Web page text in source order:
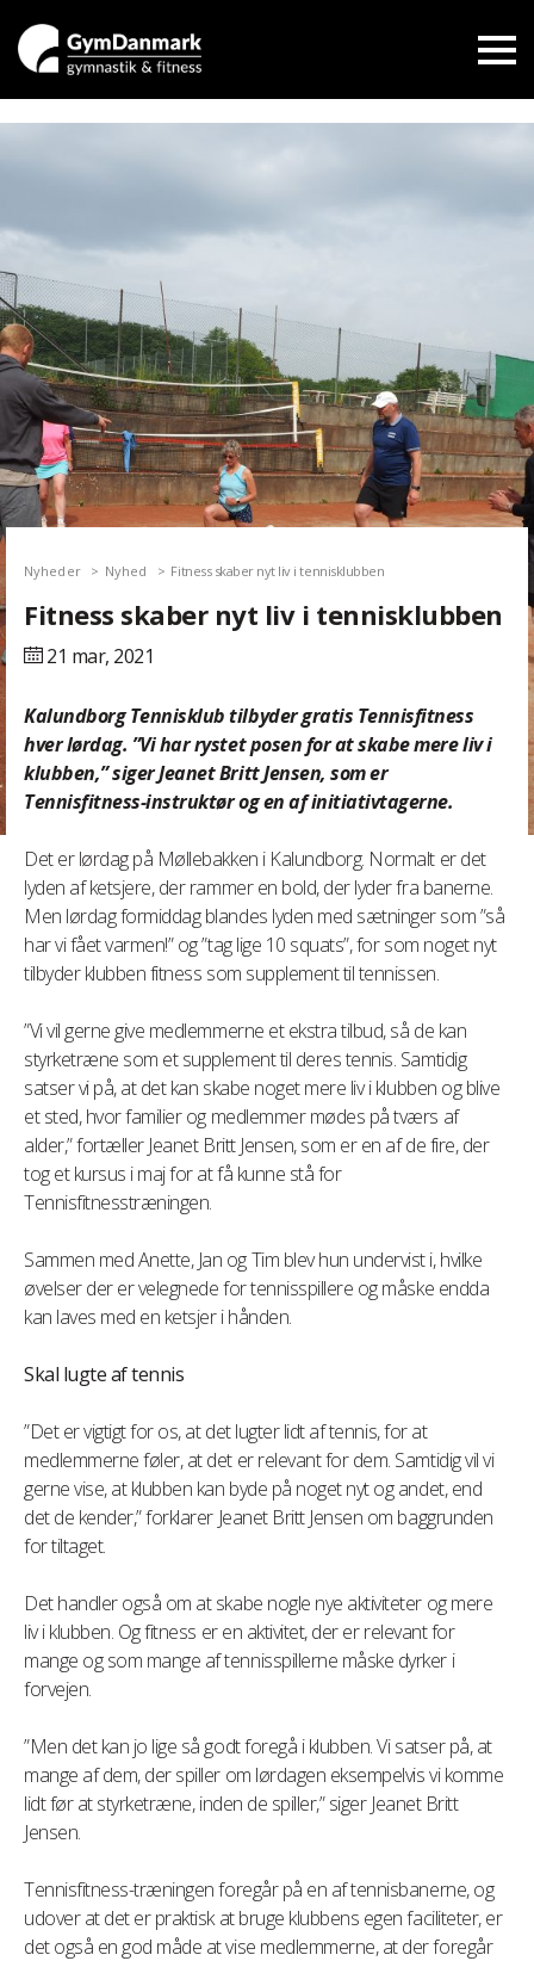
Nyheder Nyhed Fitness skaber nyt liv i tennisklubben
Fitness skaber nyt liv i tennisklubben
21 mar, 2021
Kalundborg Tennisklub tilbyder gratis Tennisfitness
hver lørdag. ”Vi har rystet posen for at skabe mere liv i
klubben,” siger Jeanet Britt Jensen, som er
Tennisfitness-instruktør og en af initiativtagerne.
Det er lørdag på Møllebakken i Kalundborg. Normalt er det
lyden af ketsjere, der rammer en bold, der lyder fra banerne.
Men lørdag formiddag blandes lyden med sætninger som ”så
har vi fået varmen!” og ”tag lige 10 squats”, for som noget nyt
tilbyder klubben fitness som supplement til tennissen.
”Vi vil gerne give medlemmerne et ekstra tilbud, så de kan
styrketræne som et supplement til deres tennis. Samtidig
satser vi på, at det kan skabe noget mere liv i klubben og blive
et sted, hvor familier og medlemmer mødes på tværs af
alder,” fortæller Jeanet Britt Jensen, som er en af de fire, der
tog et kursus i maj for at få kunne stå for
Tennisfitnesstræningen.
Sammen med Anette, Jan og Tim blev hun undervist i, hvilke
øvelser der er velegnede for tennisspillere og måske endda
kan laves med en ketsjer i hånden.
Skal lugte af tennis
”Det er vigtigt for os, at det lugter lidt af tennis, for at
medlemmerne føler, at det er relevant for dem. Samtidig vil vi
gerne vise, at klubben kan byde på noget nyt og andet, end
det de kender,” forklarer Jeanet Britt Jensen om baggrunden
for tiltaget.
Det handler også om at skabe nogle nye aktiviteter og mere
liv i klubben. Og fitness er en aktivitet, der er relevant for
mange og som mange af tennisspillerne måske dyrker i
forvejen.
”Men det kan jo lige så godt foregå i klubben. Vi satser på, at
mange af dem, der spiller om lørdagen eksempelvis vi komme
lidt før at styrketræne, inden de spiller,” siger Jeanet Britt
Jensen.
Tennisfitness-træningen foregår på en af tennisbanerne, og
udover at det er praktisk at bruge klubbens egen faciliteter, er
det også en god måde at vise medlemmerne, at der foregår